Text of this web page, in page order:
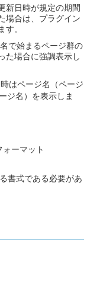
新日時が規定の期間
場合は、プラグイン
。
で始まるページ群の
た場合に強調表示し
はページ名（ページ
ジ名）を表示しま
ーマット
書式である必要があ